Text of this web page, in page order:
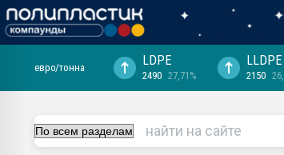
ближайшее подмосковье, с.-в.
Подмосковье, Москва
евро/тонна LDPE
2490 27,71%
LLDPE
2150